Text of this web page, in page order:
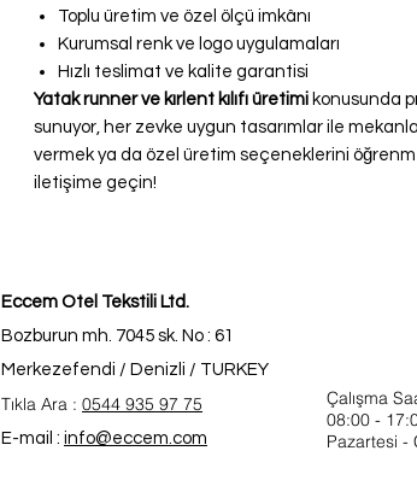
Toplu üretim ve özel ölçü imkânı
Kurumsal renk ve logo uygulamaları
Hızlı teslimat ve kalite garantisi
Yatak runner ve kırlent kılıfı üretimi konusunda
sunuyor, her zevke uygun tasarımlar ile
vermek ya da özel üretim seçeneklerini
iletişime geçin!
Eccem Otel Tekstili Ltd.
Bozburun mh. 7045 sk. No : 61
Merkezefendi / Denizli / TURKEY
Tıkla Ara : 0544 935 97 75
E-mail : info@eccem.com
Çalışma
08:00 -
Pazartesi -